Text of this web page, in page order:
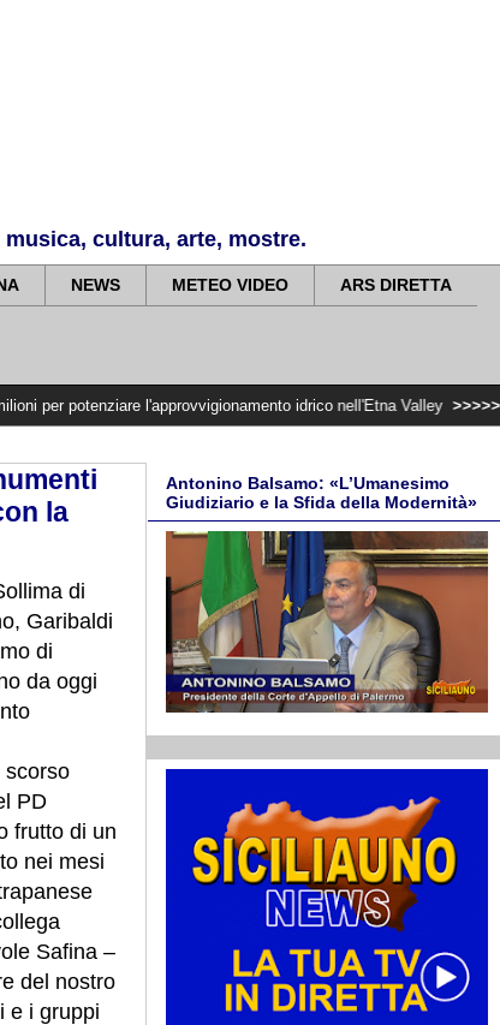
cultura, arte, mostre.
NEWS METEO VIDEO ARS DIRETTA
l'approvvigionamento idrico nell'Etna Valley >>>>> Violenza di
la
di
Garibaldi
di
da oggi
scorso
PD
frutto di un
nei mesi
Safina –
del nostro
e i gruppi
Antonino Balsamo: «L’Umanesimo
Giudiziario e la Sfida della Modernità»